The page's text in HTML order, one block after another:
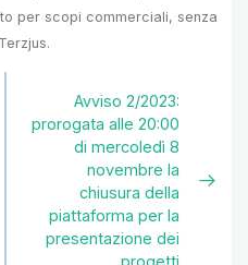
per scopi commerciali, senza
Avviso 2/2023:
prorogata alle 20:00
di mercoledì 8
novembre la
chiusura della
piattaforma per la
presentazione dei
progetti